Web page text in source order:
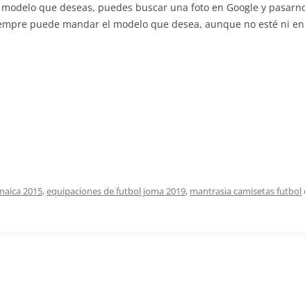
que deseas, puedes buscar una foto en Google y
puede mandar el modelo que desea, aunque no esté ni en
2015,equipaciones de futbol joma 2019, mantrasia camisetas futbol